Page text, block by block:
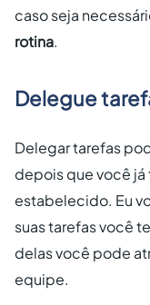
caso seja
rotina.
Delegue
Delegar tarefas
depois que você
estabelecido. Eu
suas tarefas você
delas você pode
equipe.